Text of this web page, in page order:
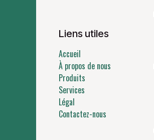
Liens utiles
Accueil
À propos de nous
Produits
Services
Légal
Contactez-nous